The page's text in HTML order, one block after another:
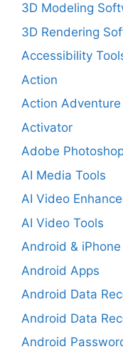
3D Modeling
3D Rendering
Accessibility
Action
Action Adventure
Activator
Adobe
AI Media Tools
AI Video
AI Video Tools
Android &
Android Apps
Android Data
Android Data
Android